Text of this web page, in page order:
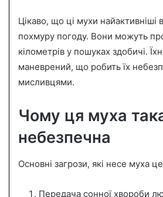
Цікаво, що ці мухи найактивніші
похмуру погоду. Вони можуть
кілометрів у пошуках здобичі.
маневрений, що робить їх
мисливцями.
Чому ця муха
небезпечна
Основні загрози, які несе муха
Передача сонної хвороби